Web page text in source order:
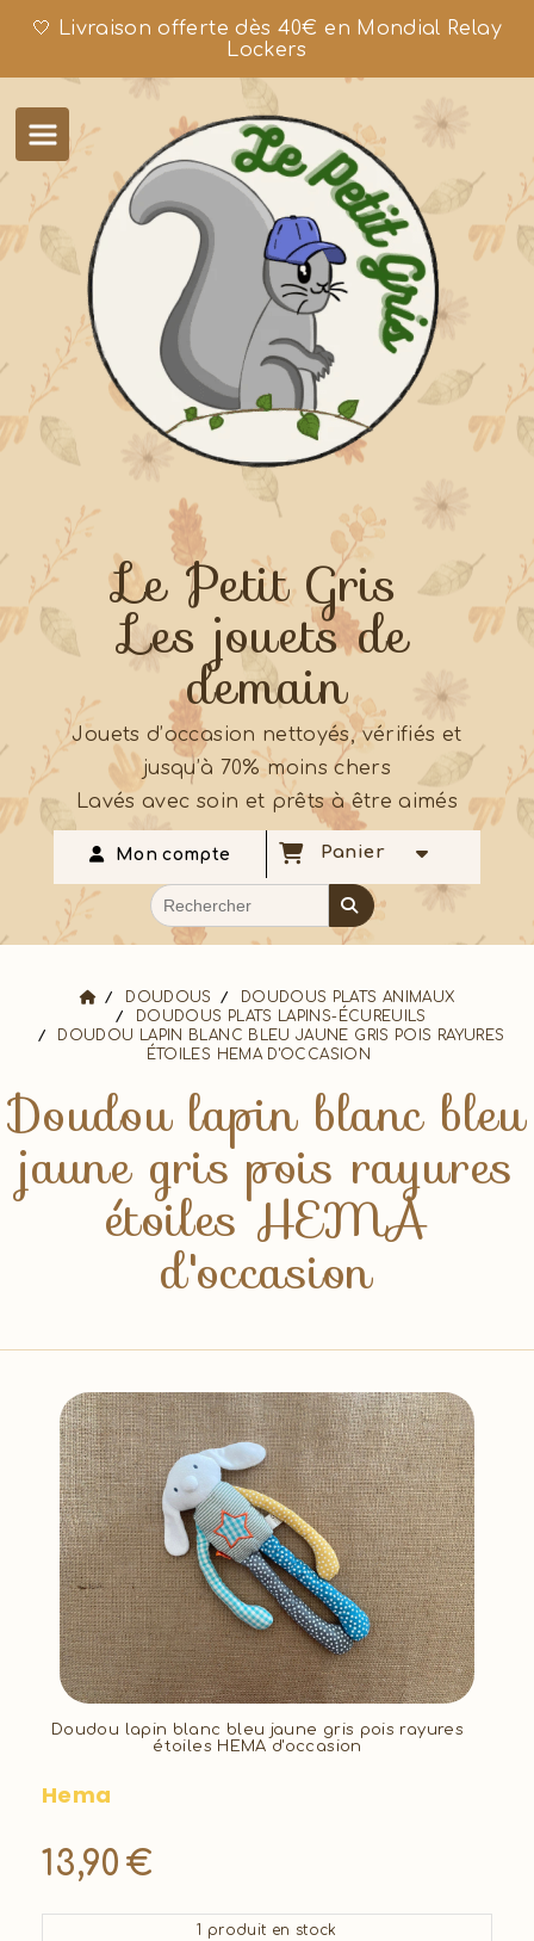
🤍 Livraison offerte dès 40€ en Mondial Relay
Lockers
Le Petit Gris
Les jouets de
demain
Jouets d’occasion nettoyés, vérifiés et
jusqu’à 70% moins chers
Lavés avec soin et prêts à être aimés
Mon compte Panier
DOUDOUS
DOUDOUS PLATS ANIMAUX
DOUDOUS PLATS LAPINS-ÉCUREUILS
DOUDOU LAPIN BLANC BLEU JAUNE GRIS POIS RAYURES
ÉTOILES HEMA D'OCCASION
Doudou lapin blanc bleu
jaune gris pois rayures
étoiles HEMA
d'occasion
Doudou lapin blanc bleu jaune gris pois rayures
étoiles HEMA d'occasion
Hema
13,90 €
1 produit en stock